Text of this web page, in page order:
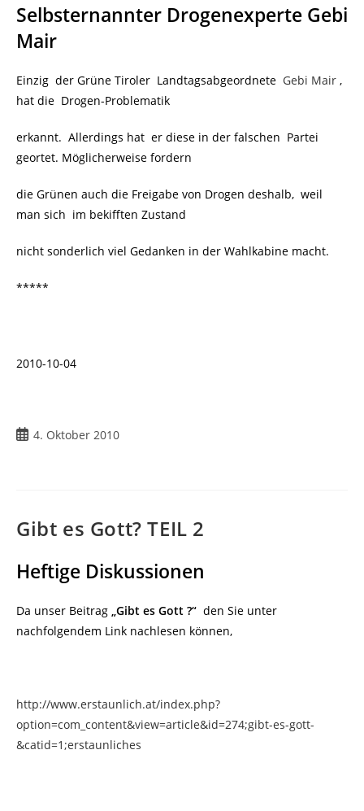
Selbsternannter Drogenexperte Gebi
Mair
Einzig der Grüne Tiroler Landtagsabgeordnete Gebi Mair ,
hat die Drogen-Problematik
erkannt. Allerdings hat er diese in der falschen Partei
geortet. Möglicherweise fordern
die Grünen auch die Freigabe von Drogen deshalb, weil
man sich im bekifften Zustand
nicht sonderlich viel Gedanken in der Wahlkabine macht.
*****
2010-10-04
Beitrag
4. Oktober 2010
Gibt es Gott? TEIL 2
Heftige Diskussionen
Da unser Beitrag „Gibt es Gott ?“ den Sie unter
nachfolgendem Link nachlesen können,
http://www.erstaunlich.at/index.php?
option=com_content&view=article&id=274;gibt-es-gott-
&catid=1;erstaunliches